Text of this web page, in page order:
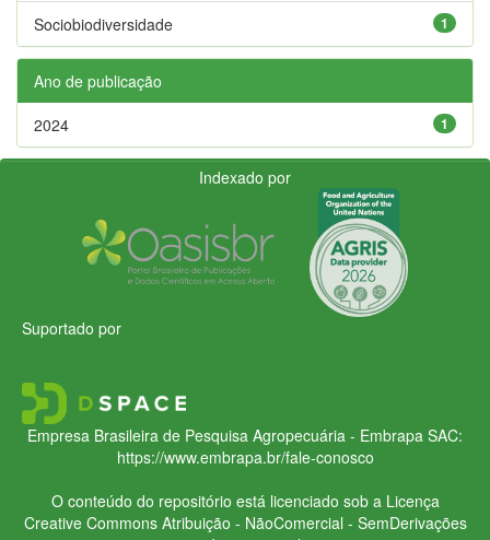
1
Sociobiodiversidade
Ano de publicação
1
2024
Indexado por
Suportado por
Empresa Brasileira de Pesquisa Agropecuária - Embrapa SAC:
https://www.embrapa.br/fale-conosco
O conteúdo do repositório está licenciado sob a Licença
Creative CommonsAtribuição - NãoComercial - SemDerivações